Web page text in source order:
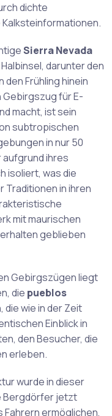
dichte
Sierra Nevada
darunter den
den Frühling hinein
für E-
macht, ist sein
subtropischen
in nur 50
aufgrund ihres
isoliert, was die
Traditionen in ihren
mit maurischen
geblieben
Gebirgszügen liegt
die pueblos
wie in der Zeit
Einblick in
den Besucher, die
erleben.
wurde in dieser
Bergdörfer jetzt
ermöglichen,